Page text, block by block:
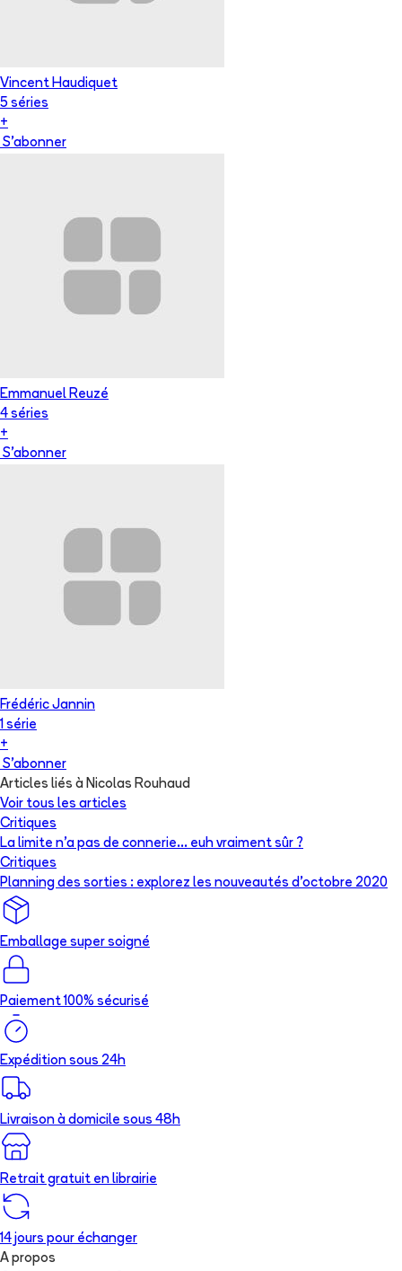
Vincent Haudiquet
5 séries
+
S'abonner
Emmanuel Reuzé
4 séries
+
S'abonner
Frédéric Jannin
1 série
+
S'abonner
Articles liés à Nicolas Rouhaud
Voir tous les articles
Critiques
La limite n’a pas de connerie… euh vraiment sûr ?
Critiques
Planning des sorties : explorez les nouveautés d’octobre 2020
Emballage super soigné
Paiement 100% sécurisé
Expédition sous 24h
Livraison à domicile sous 48h
Retrait gratuit en librairie
14 jours pour échanger
A propos